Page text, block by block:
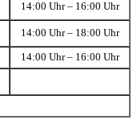
14:00 Uhr – 16:00 Uhr
14:00 Uhr – 18:00 Uhr
14:00 Uhr – 16:00 Uhr